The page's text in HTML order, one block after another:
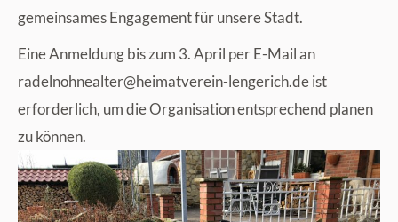
gemeinsames Engagement für unsere Stadt.
Eine Anmeldung bis zum 3. April per E-Mail an
ed.hciregnel-nierevtamieh@retlaenhonledarist
erforderlich, um die Organisation entsprechend planen
zu können.